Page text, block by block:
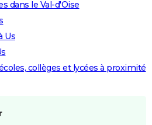
dans le Val-d'Oise
Us
collèges et lycées à proximité